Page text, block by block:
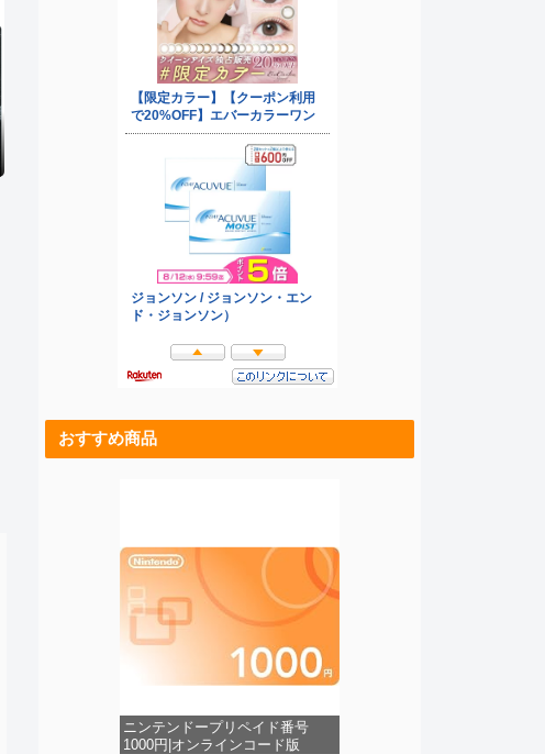
おすすめ商品
ニンテンドープリペイド番号
1000円|オンラインコード版